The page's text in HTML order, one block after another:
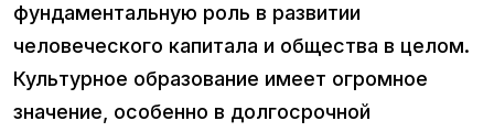
фундаментальную роль в развитии
человеческого капитала и общества в целом.
Культурное образование имеет огромное
значение, особенно в долгосрочной